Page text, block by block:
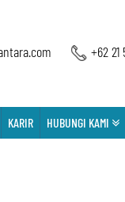
+62 21
KARIR HUBUNGI KAMI